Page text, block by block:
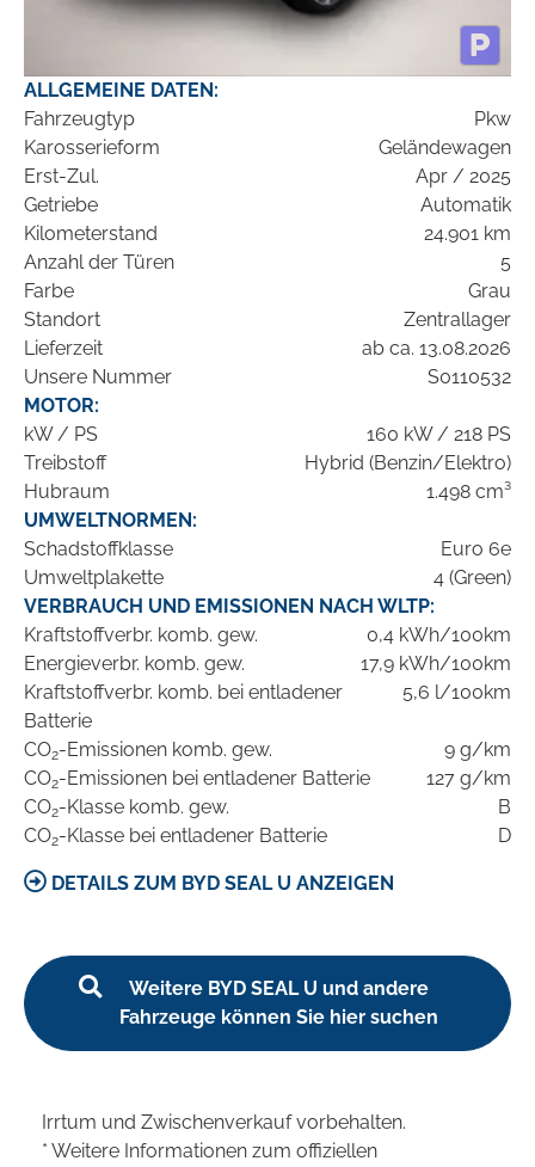
ALLGEMEINE DATEN:
Fahrzeugtyp
Pkw
Karosserieform
Geländewagen
Erst-Zul.
Apr / 2025
Getriebe
Automatik
Kilometerstand
24.901 km
Anzahl der Türen
5
Farbe
Grau
Standort
Zentrallager
Lieferzeit
ab ca. 13.08.2026
Unsere Nummer
S0110532
MOTOR:
kW / PS
160 kW / 218 PS
Treibstoff
Hybrid (Benzin/Elektro)
Hubraum
1.498 cm³
UMWELTNORMEN:
Schadstoffklasse
Euro 6e
Umweltplakette
4 (Green)
VERBRAUCH UND EMISSIONEN NACH WLTP:
Kraftstoffverbr. komb. gew.
0,4 kWh/100km
Energieverbr. komb. gew.
17,9 kWh/100km
Kraftstoffverbr. komb. bei entladener
Batterie
5,6 l/100km
CO2-Emissionen komb. gew.
9 g/km
CO2-Emissionen bei entladener Batterie
127 g/km
CO2-Klasse komb. gew.
B
CO2-Klasse bei entladener Batterie D
DETAILS ZUM BYD SEAL U ANZEIGEN
Weitere BYD SEAL U und andere
Fahrzeuge können Sie hier suchen
Irrtum und Zwischenverkauf vorbehalten.
* Weitere Informationen zum offiziellen